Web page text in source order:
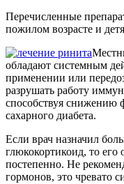
Перечисленные
пожилом возрасте и
обладают системным
применении или
разрушать работу
способствуя снижению
сахарного диабета.
Если врач назначил
глюкокортикоид, то
постепенно. Не
гормонов, это чревато